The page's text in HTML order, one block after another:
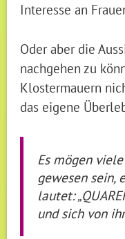
Interesse an
Oder aber die
nachgehen zu
Klostermauern
das eigene
Es mögen
gewesen sein,
lautet:
und sich von